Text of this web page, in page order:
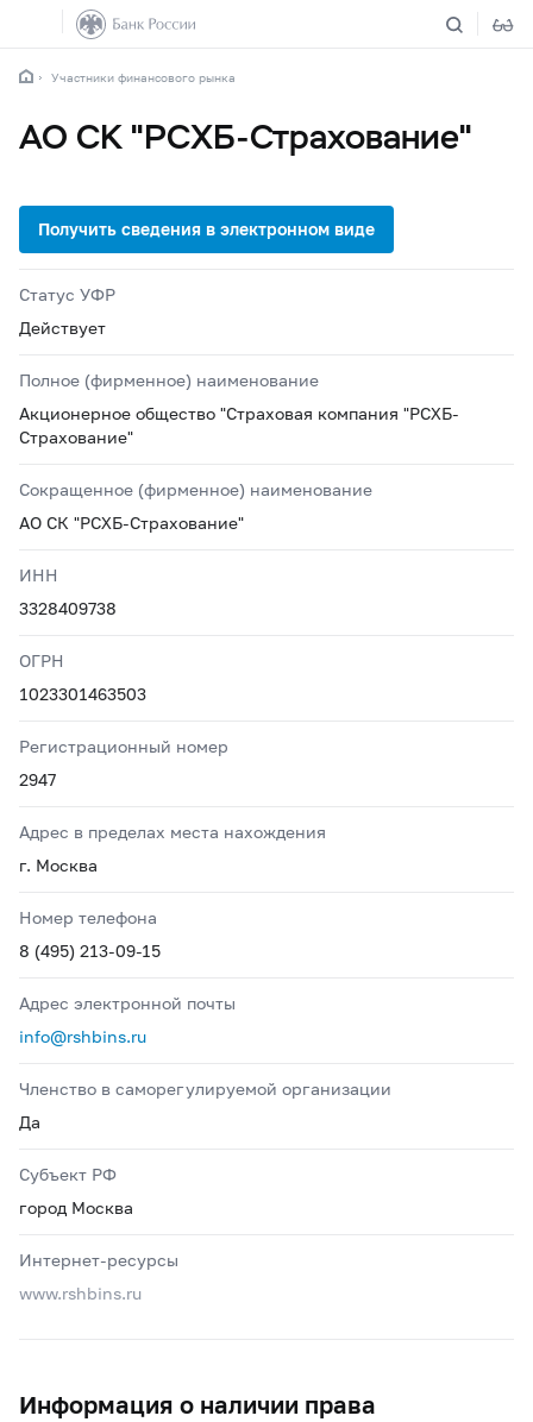
Участники финансового рынка
АО СК "РСХБ-Страхование"
Статус УФР
Действует
Полное (фирменное) наименование
Акционерное общество "Страховая компания "РСХБ-
Страхование"
Сокращенное (фирменное) наименование
АО СК "РСХБ-Страхование"
ИНН
3328409738
ОГРН
1023301463503
Регистрационный номер
2947
Адрес в пределах места нахождения
г. Москва
Номер телефона
8 (495) 213-09-15
Адрес электронной почты
info@rshbins.ru
Членство в саморегулируемой организации
Да
Субъект РФ
город Москва
Интернет-ресурсы
www.rshbins.ru
Информация о наличии права